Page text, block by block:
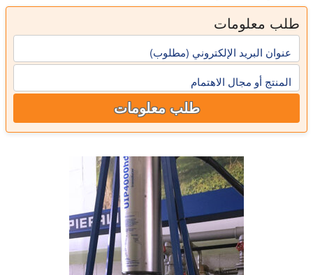
طلب معلومات
عنوان البريد الإلكتروني (مطلوب)
المنتج أو مجال الاهتمام
طلب معلومات